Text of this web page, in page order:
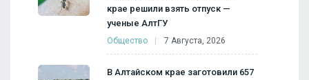
крае решили взять отпуск —
ученые АлтГУ
Общество 7 Августа, 2026
В Алтайском крае заготовили 657